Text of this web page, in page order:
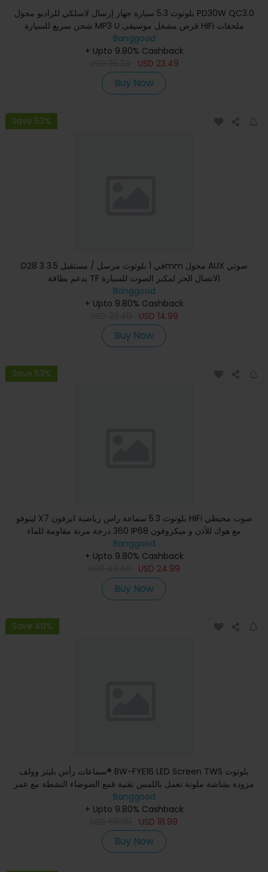
بلوتوث 5.3 سيارة جهاز إرسال لاسلكي للراديو محول PD30W QC3.0
شحن سريع للسيارة MP3 U قرص مشغل موسيقى HiFi ملحقات
Banggood
+ Upto 9.80% Cashback
USD 23.49
Buy Now
Save 53%
D28 3 في 1 بلوتوث مرسل / مستقبل 3.5mm محول AUX صوتي
يدعم بطاقة TF الاتصال الحر لمكبر الصوت للسيارة
Banggood
+ Upto 9.80% Cashback
USD 14.99
Buy Now
Save 53%
لينوفو X7 بلوتوث 5.3 سماعة راس رياضية ايرفون HiFi صوت محيطي
360 درجة مرنة مقاومة للماء IP68 مع هوك للأذن و ميكروفون
Banggood
+ Upto 9.80% Cashback
USD 24.99
Buy Now
Save 40%
سماعات رأس بليتز وولف® BW-FYE16 LED Screen TWS بلوتوث
مزودة بشاشة ملونة تعمل باللمس تقنية قمع الضوضاء النشطة مع عمر
بطار
Banggood
+ Upto 9.80% Cashback
USD 18.99
Buy Now